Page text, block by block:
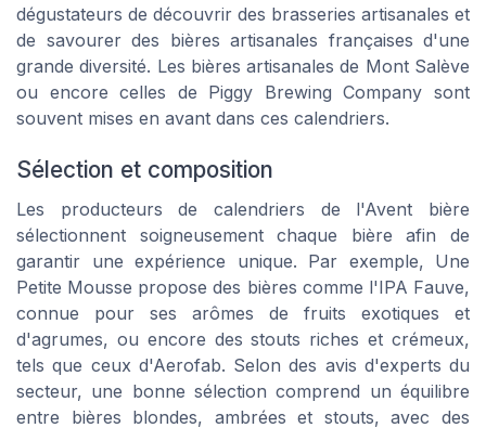
dégustateurs de découvrir des brasseries artisanales et
de savourer des bières artisanales françaises d'une
grande diversité. Les bières artisanales de Mont Salève
ou encore celles de Piggy Brewing Company sont
souvent mises en avant dans ces calendriers.
Sélection et composition
Les producteurs de calendriers de l'Avent bière
sélectionnent soigneusement chaque bière afin de
garantir une expérience unique. Par exemple, Une
Petite Mousse propose des bières comme l'IPA Fauve,
connue pour ses arômes de fruits exotiques et
d'agrumes, ou encore des stouts riches et crémeux,
tels que ceux d'Aerofab. Selon des avis d'experts du
secteur, une bonne sélection comprend un équilibre
entre bières blondes, ambrées et stouts, avec des